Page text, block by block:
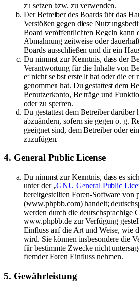
zu setzen bzw. zu verwenden.
Der Betreiber des Boards übt das
Verstößen gegen diese
Board veröffentlichten Regeln kann
Abmahnung zeitweise oder
Boards ausschließen und dir ein
Du nimmst zur Kenntnis, dass der
Verantwortung für die Inhalte von
er nicht selbst erstellt hat oder die er
genommen hat. Du gestattest dem
Benutzerkonto, Beiträge und
oder zu sperren.
Du gestattest dem Betreiber darüber
abzuändern, sofern sie gegen o. g.
geeignet sind, dem Betreiber oder
zuzufügen.
4. General Public License
Du nimmst zur Kenntnis, dass es
unter der „GNU General Public
bereitgestellten Foren-Software von
(www.phpbb.com) handelt;
werden durch die deutschsprachige
www.phpbb.de zur Verfügung
Einfluss auf die Art und Weise, wie
wird. Sie können insbesondere die
für bestimmte Zwecke nicht
fremder Foren Einfluss nehmen.
5. Gewährleistung